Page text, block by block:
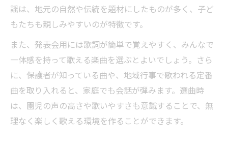
謡は、地元の自然や伝統を題材にしたものが多く、子ど
もたちも親しみやすいのが特徴です。
また、発表会用には歌詞が簡単で覚えやすく、みんなで
一体感を持って歌える楽曲を選ぶとよいでしょう。さら
に、保護者が知っている曲や、地域行事で歌われる定番
曲を取り入れると、家庭でも会話が弾みます。選曲時
は、園児の声の高さや歌いやすさも意識することで、無
理なく楽しく歌える環境を作ることができます。